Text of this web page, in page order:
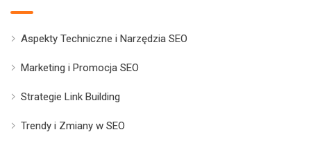
Aspekty Techniczne i Narzędzia SEO
Marketing i Promocja SEO
Strategie Link Building
Trendy i Zmiany w SEO